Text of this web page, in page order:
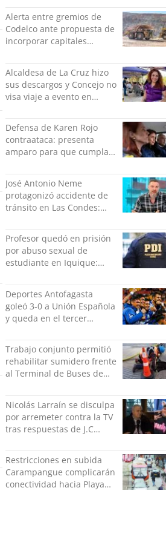
es una forma de quitar
dignidad"
Alerta entre gremios de
Codelco ante propuesta de
incorporar capitales
Alcaldesa de La Cruz hizo
sus descargos y Concejo no
visa viaje a evento en
grabación con abuso
sexual infantil
Defensa de Karen Rojo
contraataca: presenta
amparo para que cumpla
libertad
José Antonio Neme
protagonizó accidente de
tránsito en Las Condes:
motociclista
Profesor quedó en prisión
por abuso sexual de
estudiante en Iquique:
Deportes Antofagasta
goleó 3-0 a Unión Española
y queda en el tercer
Ascenso
Trabajo conjunto permitió
rehabilitar sumidero frente
al Terminal de Buses de
Nicolás Larraín se disculpa
por arremeter contra la TV
tras respuestas de J.C
Restricciones en subida
Carampangue complicarán
conectividad hacia Playa